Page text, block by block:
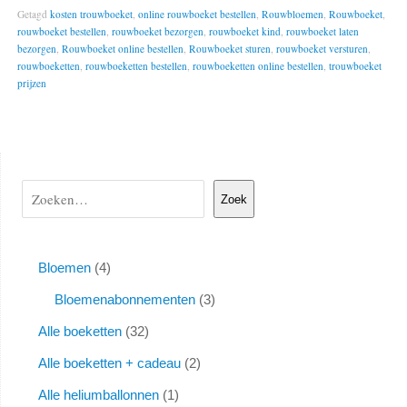
Getagd kosten trouwboeket, online rouwboeket bestellen, Rouwbloemen, Rouwboeket,
rouwboeket bestellen, rouwboeket bezorgen, rouwboeket kind, rouwboeket laten
bezorgen, Rouwboeket online bestellen, Rouwboeket sturen, rouwboeket versturen,
rouwboeketten, rouwboeketten bestellen, rouwboeketten online bestellen, trouwboeket
prijzen
Zoek
Bloemen 4
Bloemenabonnementen 3
Alle boeketten 32
Alle boeketten + cadeau 2
Alle heliumballonnen 1